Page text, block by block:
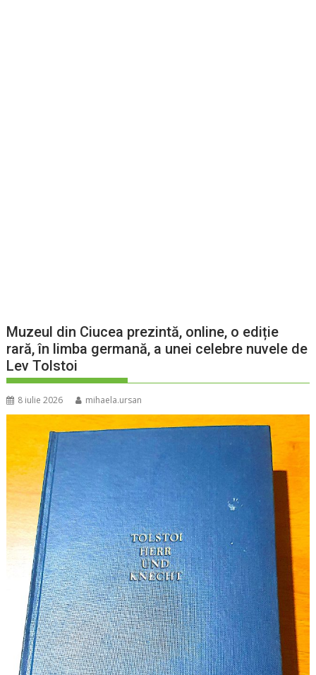
Muzeul din Ciucea prezintă, online, o ediție
rară, în limba germană, a unei celebre nuvele de
Lev Tolstoi
8 iulie 2026 mihaela.ursan